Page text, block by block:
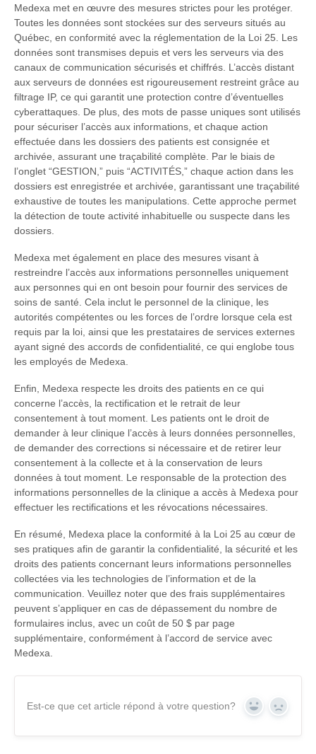
Medexa met en œuvre des mesures strictes pour les protéger.
Toutes les données sont stockées sur des serveurs situés au
Québec, en conformité avec la réglementation de la Loi 25. Les
données sont transmises depuis et vers les serveurs via des
canaux de communication sécurisés et chiffrés. L’accès distant
aux serveurs de données est rigoureusement restreint grâce au
filtrage IP, ce qui garantit une protection contre d’éventuelles
cyberattaques. De plus, des mots de passe uniques sont utilisés
pour sécuriser l’accès aux informations, et chaque action
effectuée dans les dossiers des patients est consignée et
archivée, assurant une traçabilité complète. Par le biais de
l’onglet “GESTION,” puis “ACTIVITÉS,” chaque action dans les
dossiers est enregistrée et archivée, garantissant une traçabilité
exhaustive de toutes les manipulations. Cette approche permet
la détection de toute activité inhabituelle ou suspecte dans les
dossiers.
Medexa met également en place des mesures visant à
restreindre l’accès aux informations personnelles uniquement
aux personnes qui en ont besoin pour fournir des services de
soins de santé. Cela inclut le personnel de la clinique, les
autorités compétentes ou les forces de l’ordre lorsque cela est
requis par la loi, ainsi que les prestataires de services externes
ayant signé des accords de confidentialité, ce qui englobe tous
les employés de Medexa.
Enfin, Medexa respecte les droits des patients en ce qui
concerne l’accès, la rectification et le retrait de leur
consentement à tout moment. Les patients ont le droit de
demander à leur clinique l’accès à leurs données personnelles,
de demander des corrections si nécessaire et de retirer leur
consentement à la collecte et à la conservation de leurs
données à tout moment. Le responsable de la protection des
informations personnelles de la clinique a accès à Medexa pour
effectuer les rectifications et les révocations nécessaires.
En résumé, Medexa place la conformité à la Loi 25 au cœur de
ses pratiques afin de garantir la confidentialité, la sécurité et les
droits des patients concernant leurs informations personnelles
collectées via les technologies de l’information et de la
communication. Veuillez noter que des frais supplémentaires
peuvent s’appliquer en cas de dépassement du nombre de
formulaires inclus, avec un coût de 50 $ par page
supplémentaire, conformément à l’accord de service avec
Medexa.
Est-ce que cet article répond à votre question? Yes No